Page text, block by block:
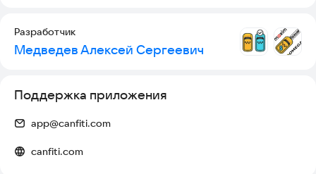
Разработчик
Медведев Алексей Сергеевич
Поддержка приложения
app@canfiti.com
canfiti.com